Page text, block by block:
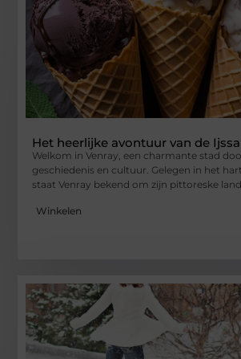
Het heerlijke avontuur van de
Welkom in Venray, een charmante stad
geschiedenis en cultuur. Gelegen in het
staat Venray bekend om zijn pittoreske
Winkelen